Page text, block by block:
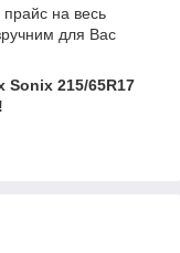
прайс на весь
для Вас
Sonix 215/65R17